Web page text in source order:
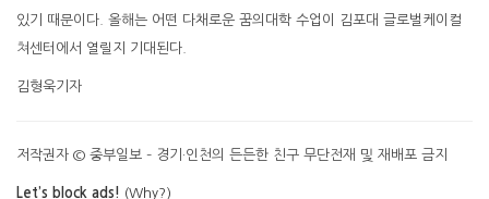
있기 때문이다. 올해는 어떤 다채로운 꿈의대학 수업이 김포대 글로벌케이컬
쳐센터에서 열릴지 기대된다.
김형욱기자
저작권자 © 중부일보 – 경기·인천의 든든한 친구 무단전재 및 재배포 금지
Let’s block ads! (Why?)